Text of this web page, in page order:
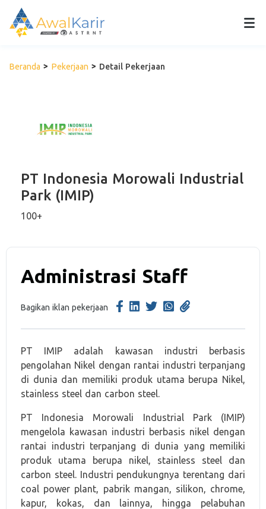
Beranda Pekerjaan Detail Pekerjaan
PT Indonesia Morowali Industrial
Park (IMIP)
100+
Administrasi Staff
Bagikan iklan pekerjaan
PT IMIP adalah kawasan industri berbasis
pengolahan Nikel dengan rantai industri terpanjang
di dunia dan memiliki produk utama berupa Nikel,
stainless steel dan carbon steel.
PT Indonesia Morowali Industrial Park (IMIP)
mengelola kawasan industri berbasis nikel dengan
rantai industri terpanjang di dunia yang memiliki
produk utama berupa nikel, stainless steel dan
carbon steel. Industri pendukungnya terentang dari
coal power plant, pabrik mangan, silikon, chrome,
kapur, kokas, dan lainnya, hingga pelabuhan